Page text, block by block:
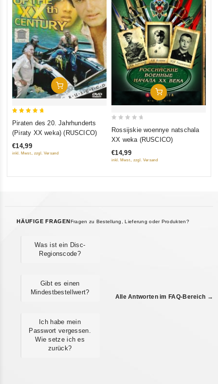
In Den Warenkorb
Piraten des 20. Jahrhunderts
(Piraty XX weka) (RUSCICO)
€14,99
inkl. Mwst., zzgl. Versand
In Den Warenkorb
5
Rossijskie woennye natschala
XX weka (RUSCICO)
€14,99
inkl. Mwst., zzgl. Versand
HÄUFIGE FRAGEN Fragen zu Bestellung, Lieferung oder Produkten?
Was ist ein Disc-
Regionscode?
Gibt es einen
Mindestbestellwert?
Ich habe mein
Passwort vergessen.
Wie setze ich es
zurück?
Alle Antworten im FAQ-Bereich →